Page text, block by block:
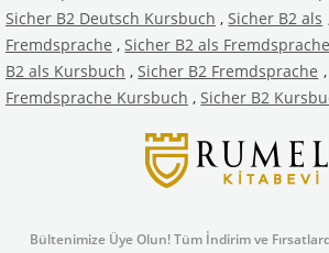
Sicher B2 Deutsch Kursbuch , Sicher B2 als
Fremdsprache , Sicher B2 als
B2 als Kursbuch , Sicher B2 Fremdsprache ,
Fremdsprache Kursbuch , Sicher B2
Bültenimize Üye Olun! Tüm İndirim ve